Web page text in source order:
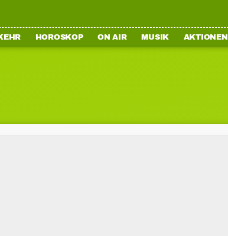
HOROSKOP ON AIR MUSIK AKTIONEN